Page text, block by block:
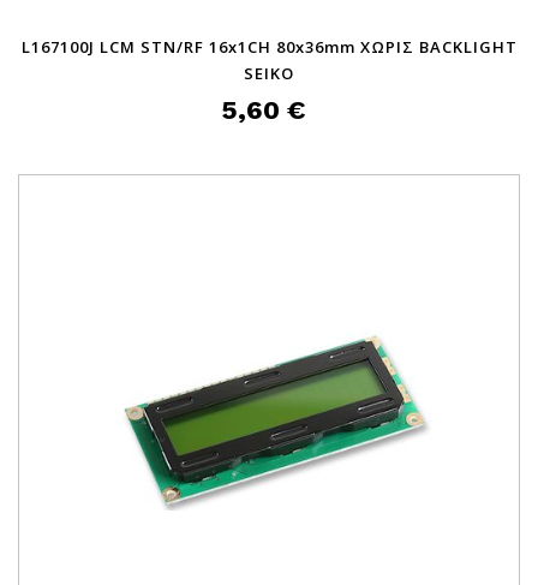
L167100J LCM STN/RF 16x1CH 80x36mm ΧΩΡΙΣ BACKLIGHT
SEIKO
5,60 €